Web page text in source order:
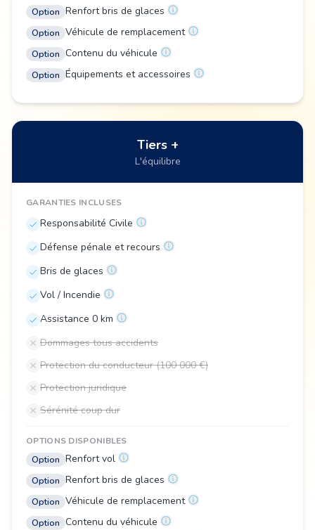
Option Renfort bris de glaces
Option Véhicule de remplacement
Option Contenu du véhicule
Option Équipements et accessoires
Tiers +
L'équilibre
GARANTIES INCLUSES
Responsabilité Civile
Défense pénale et recours
Bris de glaces
Vol / Incendie
Assistance 0 km
Dommages tous accidents
Protection du conducteur (100 000 €)
Protection juridique
Sérénité coup dur
OPTIONS DISPONIBLES
Option Renfort vol
Option Renfort bris de glaces
Option Véhicule de remplacement
Option Contenu du véhicule